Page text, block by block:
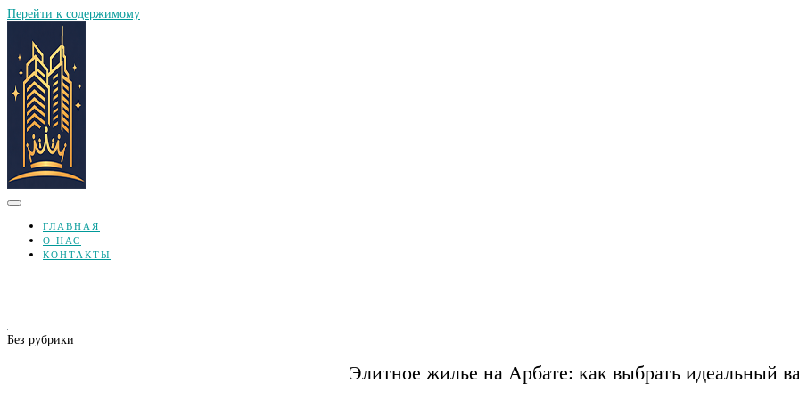
Перейти к содержимому
ГЛАВНАЯ
О НАС
КОНТАКТЫ
Без рубрики
Элитное жилье на Арбате: как выбрать идеальный